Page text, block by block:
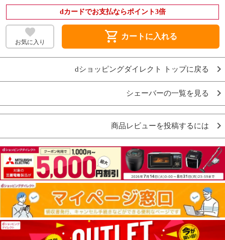
dカードでお支払ならポイント3倍
お気に入り shopping_cart カートに入れる
dショッピングダイレクト トップに戻る
シェーバーの一覧を見る
商品レビューを投稿するには